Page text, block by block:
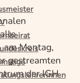
am Montag,
gestreamten
der IGH